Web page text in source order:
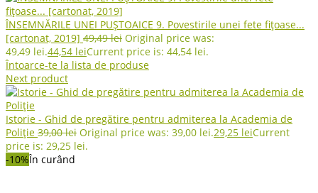
ÎNSEMNĂRILE UNEI PUȘTOAICE 9. Povestirile unei fete fițoase...
[cartonat, 2019] 49,49lei Original price was:
49,49 lei.44,54 leiCurrent price is: 44,54 lei.
Întoarce-te la lista de produse
Next product
Istorie - Ghid de pregătire pentru admiterea la Academia de
Poliție 39,00lei Original price was: 39,00 lei.29,25 leiCurrent
price is: 29,25 lei.
-10%În curând